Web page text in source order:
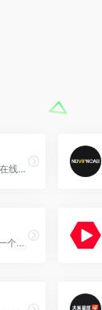
厂长资源是一个在线视频平台...
“尘落电影网”是一个提供影视资源在线观看的网站